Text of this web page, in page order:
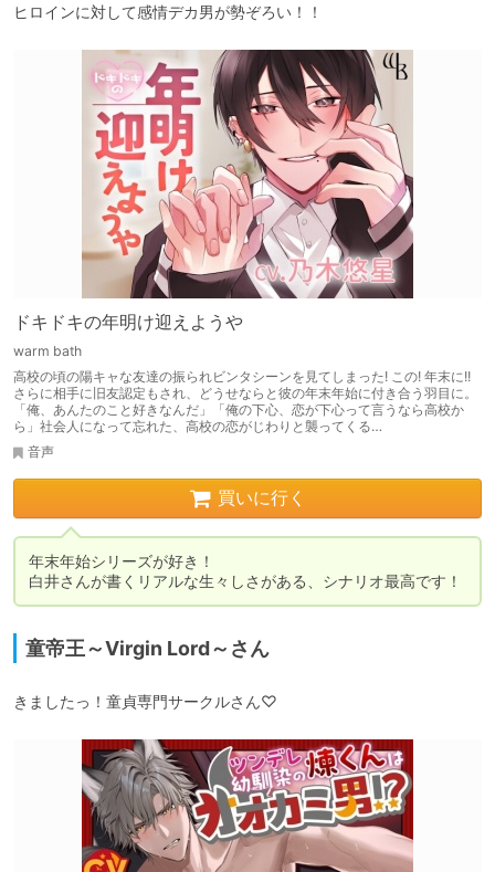
ヒロインに対して感情デカ男が勢ぞろい！！
ドキドキの年明け迎えようや
warm bath
高校の頃の陽キャな友達の振られビンタシーンを見てしまった! この! 年末に!!
さらに相手に旧友認定もされ、どうせならと彼の年末年始に付き合う羽目に。
「俺、あんたのこと好きなんだ」「俺の下心、恋が下心って言うなら高校か
ら」社会人になって忘れた、高校の恋がじわりと襲ってくる…
音声
買いに行く
年末年始シリーズが好き！
白井さんが書くリアルな生々しさがある、シナリオ最高です！
童帝王～Virgin Lord～さん
きましたっ！童貞専門サークルさん♡